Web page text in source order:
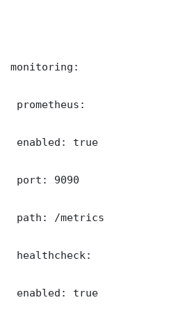
monitoring:
prometheus:
enabled: true
port: 9090
path: /metrics
healthcheck:
enabled: true